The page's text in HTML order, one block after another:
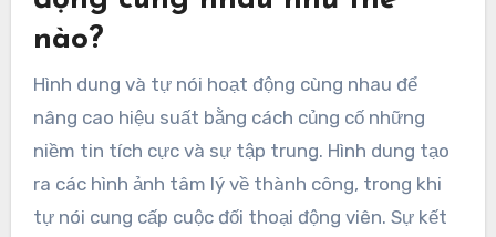
nào?
Hình dung và tự nói hoạt động cùng nhau để
nâng cao hiệu suất bằng cách củng cố những
niềm tin tích cực và sự tập trung. Hình dung tạo
ra các hình ảnh tâm lý về thành công, trong khi
tự nói cung cấp cuộc đối thoại động viên. Sự kết